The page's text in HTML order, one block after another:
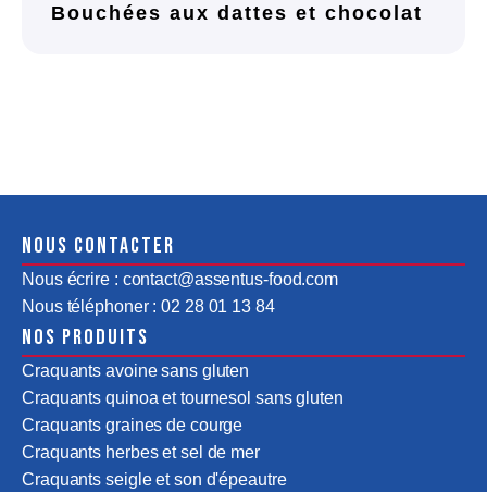
Bouchées aux dattes et chocolat
Nous contacter
Nous écrire : contact@assentus-food.com
Nous téléphoner : 02 28 01 13 84
Nos produits
Craquants avoine sans gluten
Craquants quinoa et tournesol sans gluten
Craquants graines de courge
Craquants herbes et sel de mer
Craquants seigle et son d'épeautre